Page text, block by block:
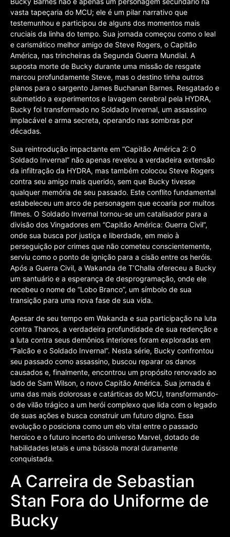
vasta tapeçaria do MCU; ele é um pilar narrativo que
testemunhou e participou de alguns dos momentos mais
cruciais da linha do tempo. Sua jornada começou como o leal
e carismático melhor amigo de Steve Rogers, o Capitão
América, nas trincheiras da Segunda Guerra Mundial. A
suposta morte de Bucky durante uma missão de resgate
marcou profundamente Steve, mas o destino tinha outros
planos para o sargento James Buchanan Barnes. Resgatado e
submetido a experimentos e lavagem cerebral pela HYDRA,
Bucky foi transformado no Soldado Invernal, um assassino
implacável e arma secreta, operando nas sombras por
décadas.
Sua reintrodução impactante em “Capitão América 2: O
Soldado Invernal” não apenas revelou a verdadeira extensão
da infiltração da HYDRA, mas também colocou Steve Rogers
contra seu amigo mais querido, sem que Bucky tivesse
qualquer memória de seu passado. Este conflito fundamental
estabeleceu um arco de personagem que ecoaria por muitos
filmes. O Soldado Invernal tornou-se um catalisador para a
divisão dos Vingadores em “Capitão América: Guerra Civil”,
onde sua busca por justiça e liberdade, em meio à
perseguição por crimes que não cometeu conscientemente,
serviu como o ponto de ignição para a cisão entre os heróis.
Após a Guerra Civil, a Wakanda de T’Challa ofereceu a Bucky
um santuário e a esperança de desprogramação, onde ele
recebeu o nome de “Lobo Branco”, um símbolo de sua
transição para uma nova fase de sua vida.
Apesar de seu tempo em Wakanda e sua participação na luta
contra Thanos, a verdadeira profundidade de sua redenção e
a luta contra seus demônios interiores foram exploradas em
“Falcão e o Soldado Invernal”. Nesta série, Bucky confrontou
seu passado como assassino, buscou reparar os danos
causados e, finalmente, encontrou um propósito renovado ao
lado de Sam Wilson, o novo Capitão América. Sua jornada é
uma das mais dolorosas e catárticas do MCU, transformando-
o de vilão trágico a um herói complexo que lida com o legado
de suas ações e busca construir um futuro digno. Essa
evolução o posiciona como um elo vital entre o passado
heroico e o futuro incerto do universo Marvel, dotado de
habilidades letais e uma bússola moral duramente
conquistada.
A Carreira de Sebastian
Stan Fora do Uniforme de
Bucky